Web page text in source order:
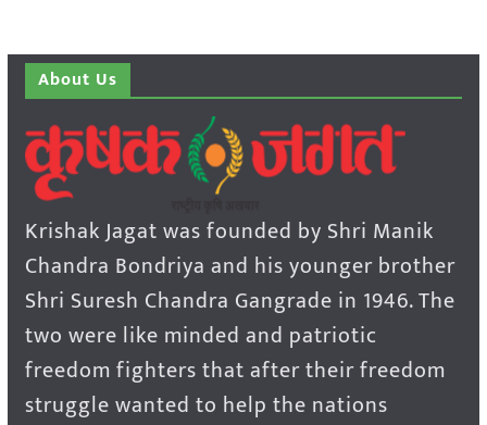
About Us
Krishak Jagat was founded by Shri Manik
Chandra Bondriya and his younger brother
Shri Suresh Chandra Gangrade in 1946. The
two were like minded and patriotic
freedom fighters that after their freedom
struggle wanted to help the nations